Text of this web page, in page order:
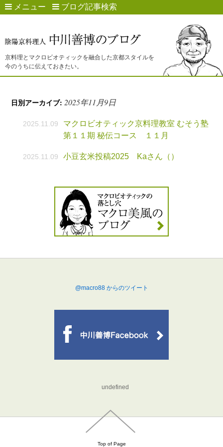
メニュー ブログ記事検索
京料理とマクロビオティックを融合した京都スタイルを
今のうちに伝えておきたい。
日別アーカイブ:2025年11月9日
2025.11.09
マクロビオティック京料理教室 むそう塾
第１１期 秘伝コース １１月
2025.11.09 小豆玄米投稿2025 Kaさん（）
@macro88 からのツイート
undefined
Top of Page